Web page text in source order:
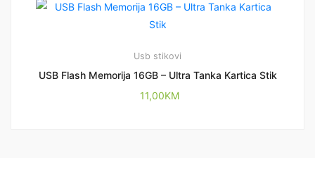
Usb stikovi
USB Flash Memorija 16GB – Ultra Tanka Kartica Stik
11,00KM